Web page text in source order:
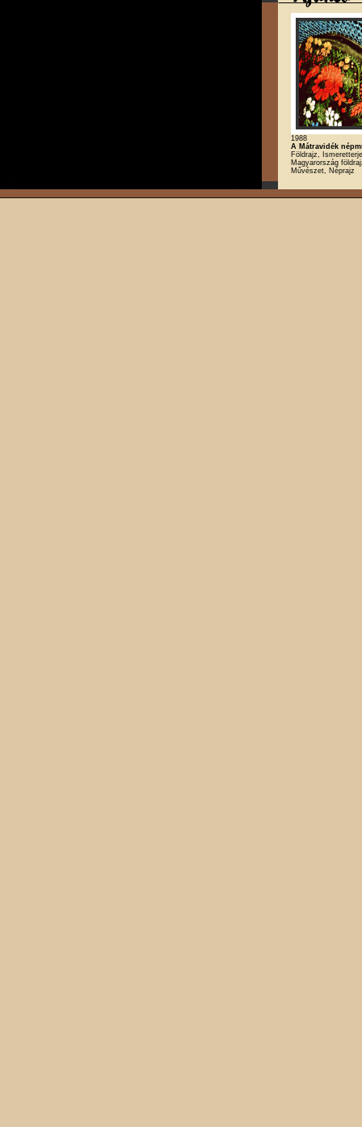
1988
A Mátravidék
Földrajz,
Magyarország
Művészet, Néprajz